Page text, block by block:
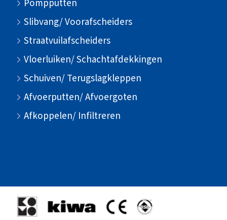
Pompputten
Slibvang/ Voorafscheiders
Straatvuilafscheiders
Vloerluiken/ Schachtafdekkingen
Schuiven/ Terugslagkleppen
Afvoerputten/ Afvoergoten
Afkoppelen/ Infiltreren